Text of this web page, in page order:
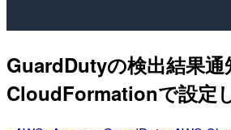
GuardDutyの検出結果通
CloudFormationで設定